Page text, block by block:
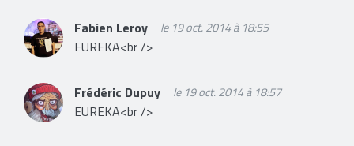
Fabien Leroy le 19 oct. 2014 à 18:55
EUREKA<br />
Frédéric Dupuy le 19 oct. 2014 à 18:57
EUREKA<br />